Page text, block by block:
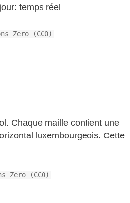
temps réel
Zero (CC0)
Chaque maille contient une
luxembourgeois. Cette
Zero (CC0)